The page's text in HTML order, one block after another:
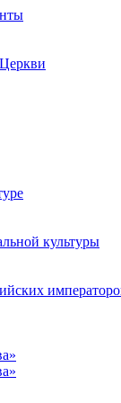
культуры